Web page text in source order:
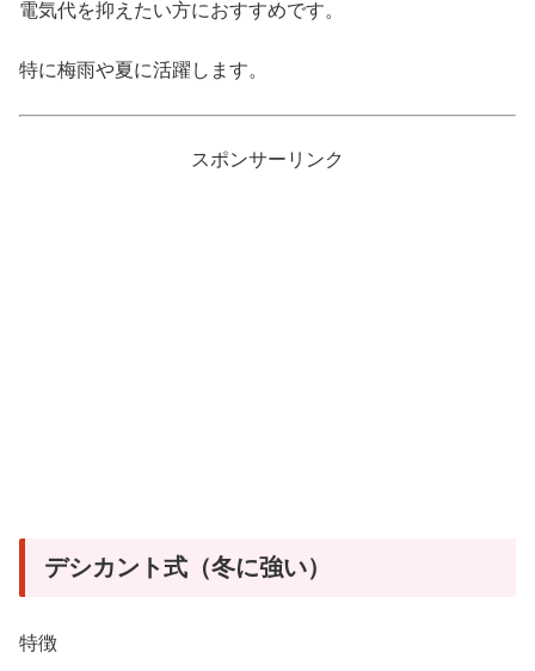
電気代を抑えたい方におすすめです。
特に梅雨や夏に活躍します。
スポンサーリンク
デシカント式（冬に強い）
特徴